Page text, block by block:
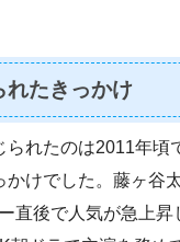
れたきっかけ
られたのは2011年頃
かけでした。藤ヶ谷
直後で人気が急上